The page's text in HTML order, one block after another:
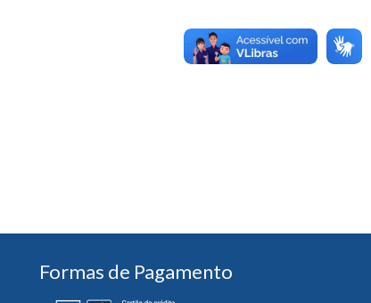
Formas de Pagamento